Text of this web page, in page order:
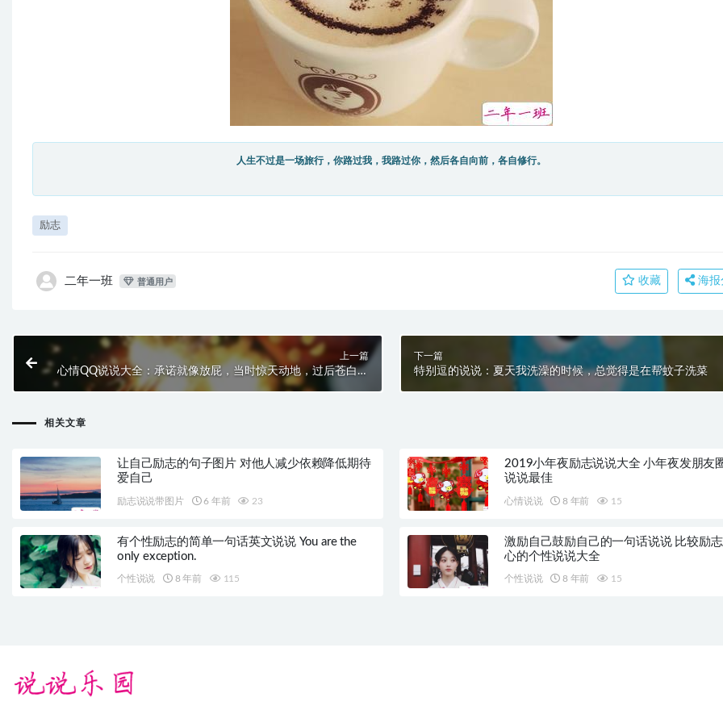
人生不过是一场旅行，你路过我，我路过你，然后各自向前，各自修行。
励志
二年一班 普通用户 收藏 海报
上一篇
心情QQ说说大全：承诺就像放屁，当时惊天动地，过后苍白无
下一篇
特别逗的说说：夏天我洗澡的时候，总觉得是在帮蚊子洗菜
相关文章
让自己励志的句子图片 对他人减少依赖降低期待
爱自己
励志说说带图片 6 年前 23
2019小年夜励志说说大全 小年夜发朋友
说说最佳
心情说说 8 年前 15
有个性励志的简单一句话英文说说 You are the
only exception.
个性说说 8 年前 115
激励自己鼓励自己的一句话说说 比较励
心的个性说说大全
个性说说 8 年前 15